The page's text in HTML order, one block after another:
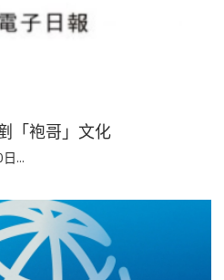
「袍哥」文化
...